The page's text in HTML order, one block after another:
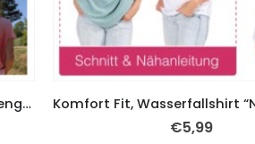
Kapuzenshirt “NELLA”, Gr. 158 – Damengr. 46
€5,99